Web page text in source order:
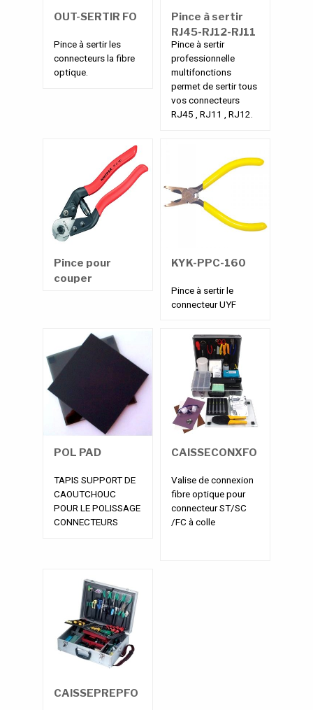
OUT-SERTIR FO
Pince à sertir les
connecteurs la fibre
optique.
Pince à sertir
RJ45-RJ12-RJ11
Pince à sertir
professionnelle
multifonctions
permet de sertir tous
vos connecteurs
RJ45 , RJ11 , RJ12.
Pince pour
couper
KYK-PPC-160
Pince à sertir le
connecteur UYF
POL PAD
TAPIS SUPPORT DE
CAOUTCHOUC
POUR LE POLISSAGE
CONNECTEURS
CAISSECONXFO
Valise de connexion
fibre optique pour
connecteur ST/SC
/FC à colle
CAISSEPREPFO